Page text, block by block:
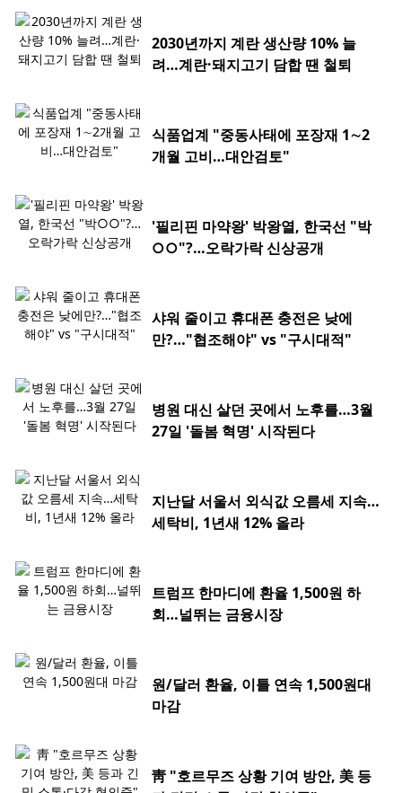
2030년까지 계란 생산량 10% 늘
려…계란·돼지고기 담합 땐 철퇴
식품업계 "중동사태에 포장재 1∼2
개월 고비…대안검토"
'필리핀 마약왕' 박왕열, 한국선 "박
○○"?…오락가락 신상공개
샤워 줄이고 휴대폰 충전은 낮에
만?…"협조해야" vs "구시대적"
병원 대신 살던 곳에서 노후를…3월
27일 '돌봄 혁명' 시작된다
지난달 서울서 외식값 오름세 지속…
세탁비, 1년새 12% 올라
트럼프 한마디에 환율 1,500원 하
회…널뛰는 금융시장
원/달러 환율, 이틀 연속 1,500원대
마감
靑 "호르무즈 상황 기여 방안, 美 등